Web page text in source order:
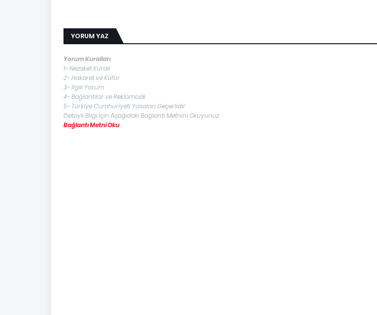
YORUM YAZ
Yorum Kuralları
1- Nezaket Kuralı
2- Hakaret ve Küfür
3- İlgili Yorum
4- Bağlantılar ve Reklamcılık
5- Türkiye Cumhuriyeti Yasaları Geçerlidir
Detaylı Bilgi İçin Aşağıdaki Bağlantı Metnini Okuyunuz.
Bağlantı Metni Oku